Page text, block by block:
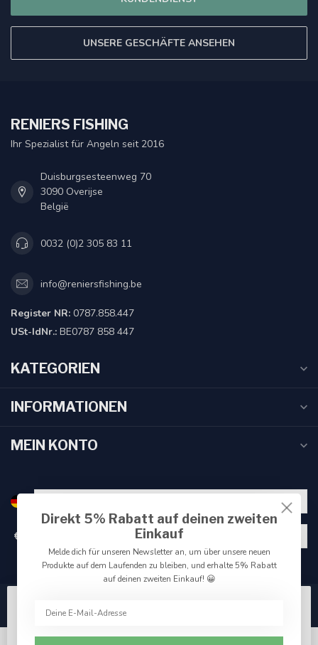
UNSERE GESCHÄFTE ANSEHEN
RENIERS FISHING
Ihr Spezialist für Angeln seit 2016
Duisburgsesteenweg 70
3090 Overijse
België
0032 (0)2 305 83 11
info@reniersfishing.be
Register NR: 0787.858.447
USt-IdNr.: BE0787 858 447
KATEGORIEN
INFORMATIONEN
MEIN KONTO
€
Verwendung von Cookies, um das beste Seitenerlebnis
Direkt 5% Rabatt auf deinen zweiten
Einkauf
Melde dich für unseren Newsletter an, um über unsere neuen
Produkte auf dem Laufenden zu bleiben, und erhalte 5% Rabatt
auf deinen zweiten Einkauf! 😀